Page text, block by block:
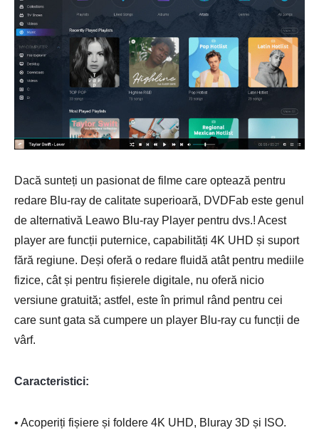
Dacă sunteți un pasionat de filme care optează pentru
redare Blu-ray de calitate superioară, DVDFab este genul
de alternativă Leawo Blu-ray Player pentru dvs.! Acest
player are funcții puternice, capabilități 4K UHD și suport
fără regiune. Deși oferă o redare fluidă atât pentru mediile
fizice, cât și pentru fișierele digitale, nu oferă nicio
versiune gratuită; astfel, este în primul rând pentru cei
care sunt gata să cumpere un player Blu-ray cu funcții de
vârf.
Caracteristici:
• Acoperiți fișiere și foldere 4K UHD, Bluray 3D și ISO.